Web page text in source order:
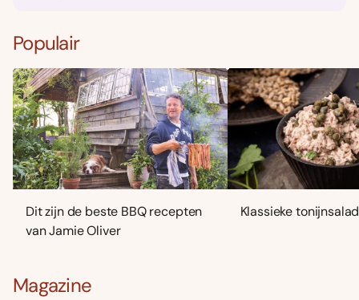
Populair
Dit zijn de beste BBQ recepten
van Jamie Oliver
Klassieke
Magazine